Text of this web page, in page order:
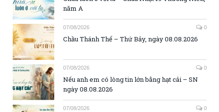
năm A
07/08/2026 0
Chầu Thánh Thể – Thứ Bảy, ngày 08.08.2026
07/08/2026 0
Nếu anh em có lòng tin lớn bằng hạt cải – SN
ngày 08.08.2026
07/08/2026 0